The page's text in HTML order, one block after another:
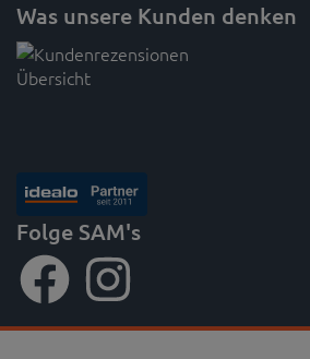
Was unsere Kunden denken
Folge SAM's